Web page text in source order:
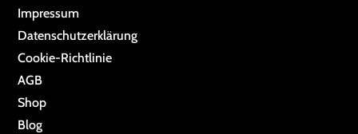
Impressum
Da­ten­schutz­er­klä­rung
Cookie-Richtlinie
AGB
Shop
Blog